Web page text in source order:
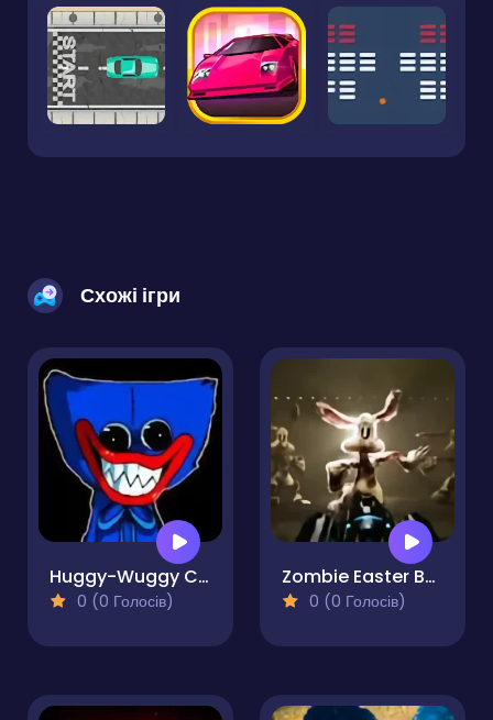
Схожі ігри
Huggy-Wuggy Castle Escape
0 (0 Голосів)
Zombie Easter Bunnies
0 (0 Голосів)